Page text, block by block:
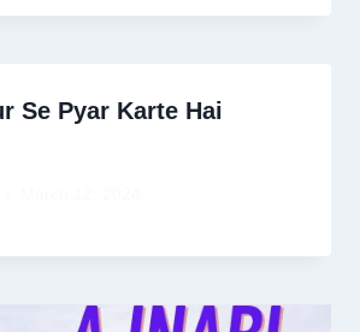
Se Pyar Karte Hai